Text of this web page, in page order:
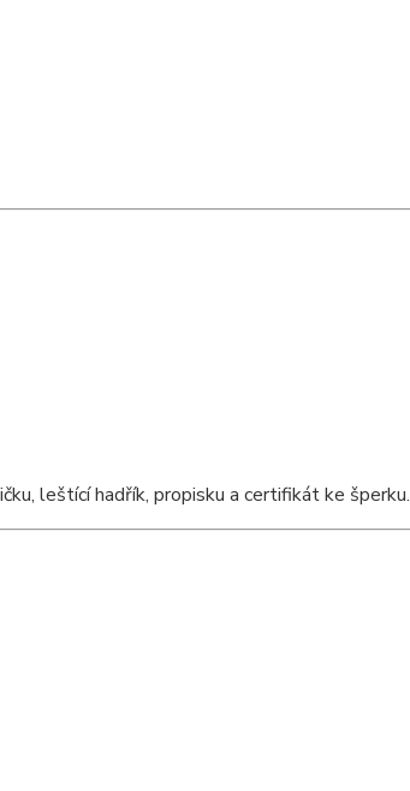
leštící hadřík, propisku a certifikát ke šperku.